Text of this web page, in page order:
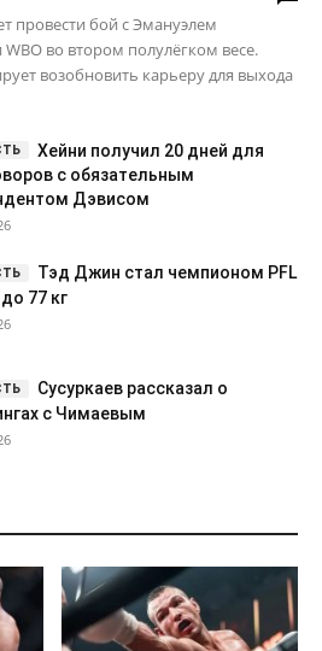
провести бой с Эмануэлем
WBO во втором полулёгком весе.
возобновить карьеру для выхода
Хейни получил 20 дней для
с обязательным
Дэвисом
Тэд Джин стал чемпионом PFL
77 кг
Сусуркаев рассказал о
с Чимаевым